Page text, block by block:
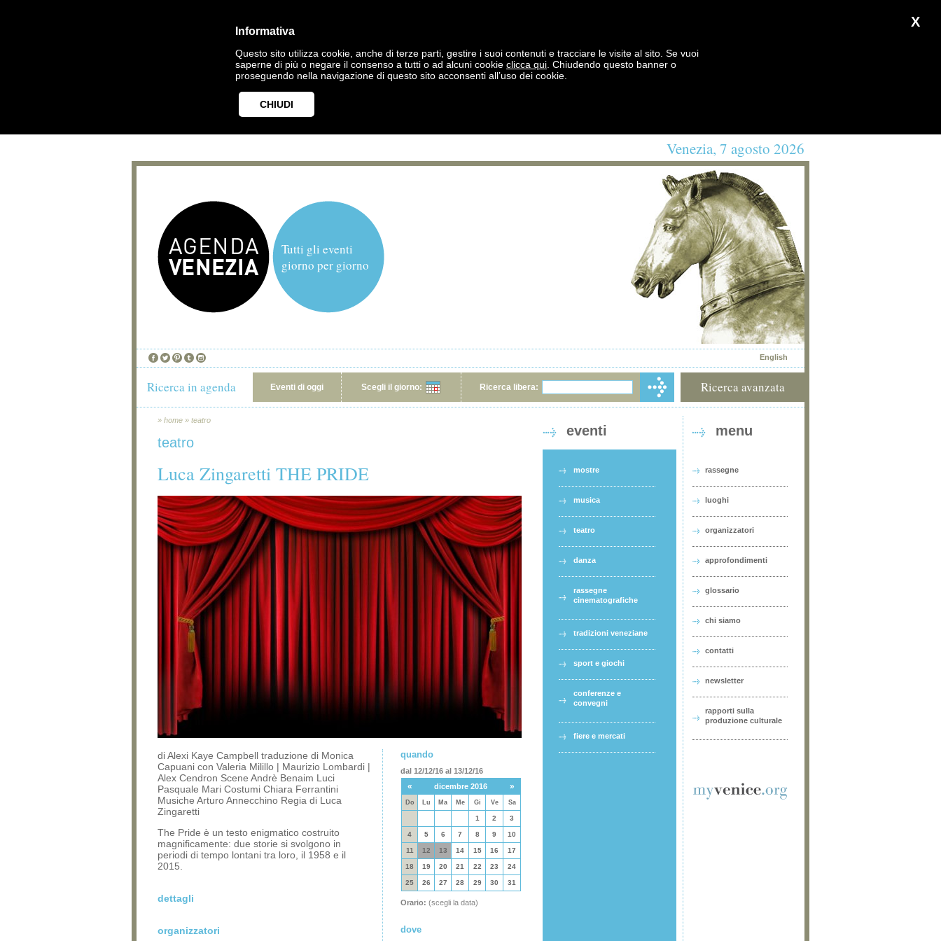
X
Informativa
Questo sito utilizza cookie, anche di terze parti, gestire i suoi contenuti e tracciare le visite al sito. Se vuoi
saperne di più o negare il consenso a tutti o ad alcuni cookie clicca qui . Chiudendo questo banner o
proseguendo nella navigazione di questo sito acconsenti all’uso dei cookie.
CHIUDI
Venezia, 7 agosto 2026
Tutti gli eventi
giorno per giorno
English
Ricerca in agenda Eventi di oggi Scegli il giorno: Ricerca libera: Ricerca avanzata
» home » teatro
teatro
Luca Zingaretti THE PRIDE
di Alexi Kaye Campbell traduzione di Monica
Capuani con Valeria Milillo | Maurizio Lombardi |
Alex Cendron Scene Andrè Benaim Luci
Pasquale Mari Costumi Chiara Ferrantini
Musiche Arturo Annecchino Regia di Luca
Zingaretti
The Pride è un testo enigmatico costruito
magnificamente: due storie si svolgono in
periodi di tempo lontani tra loro, il 1958 e il
2015.
dettagli
organizzatori
quando
dal 12/12/16 al 13/12/16
« dicembre 2016 »
Do Lu Ma Me Gi Ve Sa
1 2 3
4 5 6 7 8 9 10
11 12 13 14 15 16 17
18 19 20 21 22 23 24
25 26 27 28 29 30 31
Orario: (scegli la data)
dove
eventi
mostre
musica
teatro
danza
rassegne
cinematografiche
tradizioni veneziane
sport e giochi
conferenze e
convegni
fiere e mercati
menu
rassegne
luoghi
organizzatori
approfondimenti
glossario
chi siamo
contatti
newsletter
rapporti sulla
produzione culturale